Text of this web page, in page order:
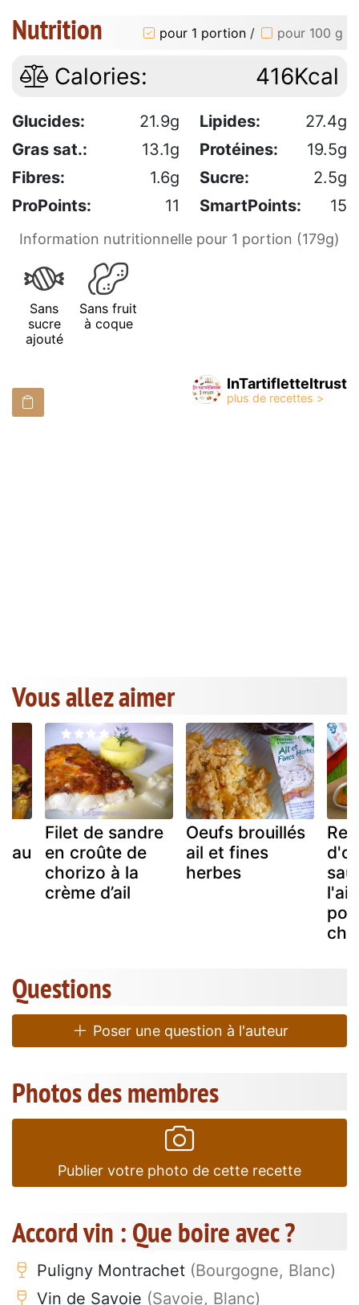
Nutrition pour 1 portion / pour 100 g
Calories: 416Kcal
Glucides: 21.9g Lipides:
27.4g
Gras sat.:
13.1g Protéines:
19.5g
Fibres:
1.6g Sucre:
2.5g
ProPoints:
11 SmartPoints: 15
Information nutritionnelle pour 1 portion (179g)
Sans
sucre
ajouté
Sans fruit
à coque
InTartifletteItrust
Vous allez aimer
au
Filet de sandre
en croûte de
chorizo à la
crème d’ail
Oeufs brouillés
ail et fines
herbes
l'ail
Questions
Poser une question à l'auteur
Photos des membres
Publier votre photo de cette recette
Accord vin : Que boire avec ?
Puligny Montrachet (Bourgogne, Blanc)
Vin de Savoie (Savoie, Blanc)